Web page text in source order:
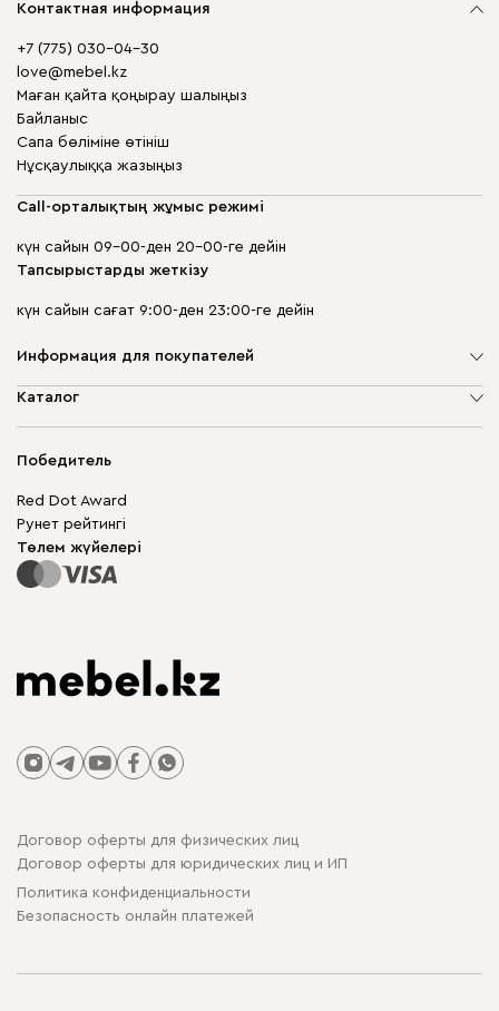
Контактная информация
+7 (775) 030-04-30
love@mebel.kz
Маған қайта қоңырау шалыңыз
Байланыс
Сапа бөліміне өтініш
Нұсқаулыққа жазыңыз
Call-орталықтың жұмыс режимі
күн сайын 09-00-ден 20-00-ге дейін
Тапсырыстарды жеткізу
күн сайын сағат 9:00-ден 23:00-ге дейін
Информация для покупателей
Компания туралы
Кепілдік
Бизнес үшін
Сайт картасы
Каталог
Шкаф жиһазы
Модульдік жиһаз
Үстелдер мен орындықтар
Победитель
Red Dot Award
Рунет рейтингі
Төлем жүйелері
Договор оферты для физических лиц
Договор оферты для юридических лиц и ИП
Политика конфиденциальности
Безопасность онлайн платежей